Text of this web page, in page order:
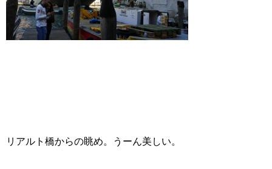
リアルト橋からの眺め。うーん美しい。